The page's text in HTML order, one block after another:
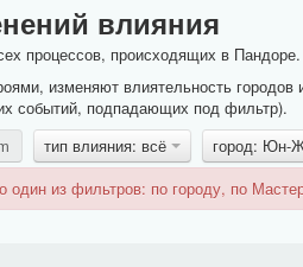
влияния
процессов, происходящих в
изменяют влиятельность
событий, подпадающих под фильтр).
тип влияния: всё
город: Юн-
один из фильтров: по городу, по